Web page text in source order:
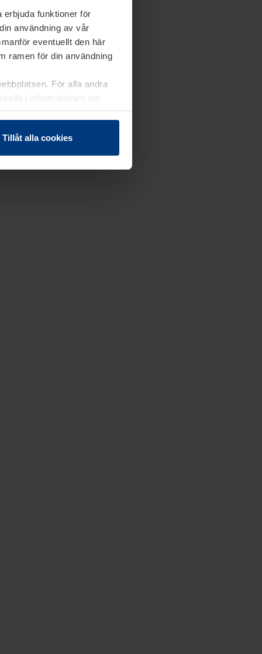
erbjuda funktioner för
användning av vår
eventuellt den här
ramen för din användning
För alla andra
i informationen om
Tillåt alla cookies